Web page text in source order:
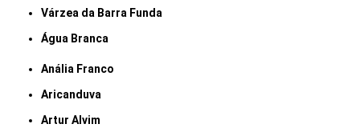
Várzea da Barra Funda
Água Branca
Anália Franco
Aricanduva
Artur Alvim